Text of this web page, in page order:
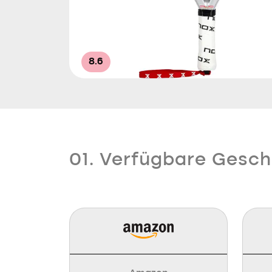
8.6
01. Verfügbare